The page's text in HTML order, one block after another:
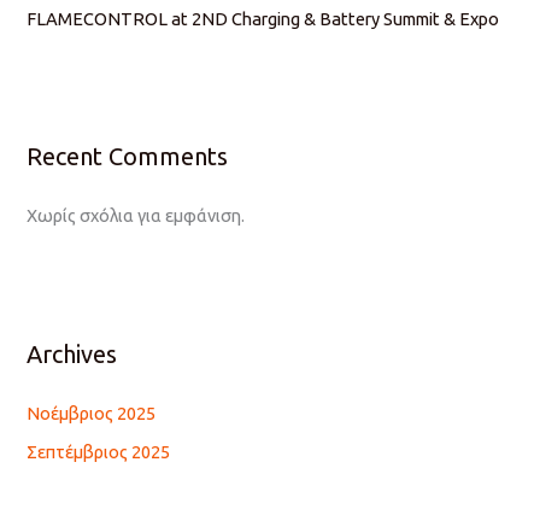
FLAMECONTROL at 2ND Charging & Battery Summit & Expo
Recent Comments
Χωρίς σχόλια για εμφάνιση.
Archives
Νοέμβριος 2025
Σεπτέμβριος 2025